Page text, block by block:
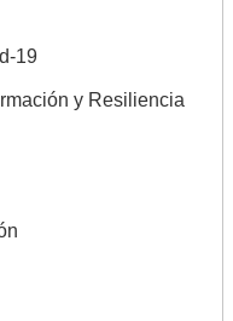
19
y Resiliencia